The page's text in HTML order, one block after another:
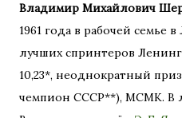
Владимир Михайлович
1961 года в рабочей семье
лучших спринтеров
10,23*, неоднократный
чемпион СССР**), МСМК. В